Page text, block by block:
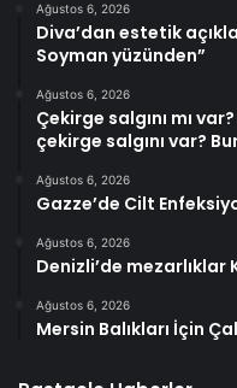
Ağustos 6, 2026
Diva’dan estetik
Soyman yüzünden”
Ağustos 6, 2026
Çekirge salgını mı
çekirge salgını var?
Ağustos 6, 2026
Gazze’de Cilt
Ağustos 6, 2026
Denizli’de mezarlıklar
Ağustos 6, 2026
Mersin Balıkları İçin